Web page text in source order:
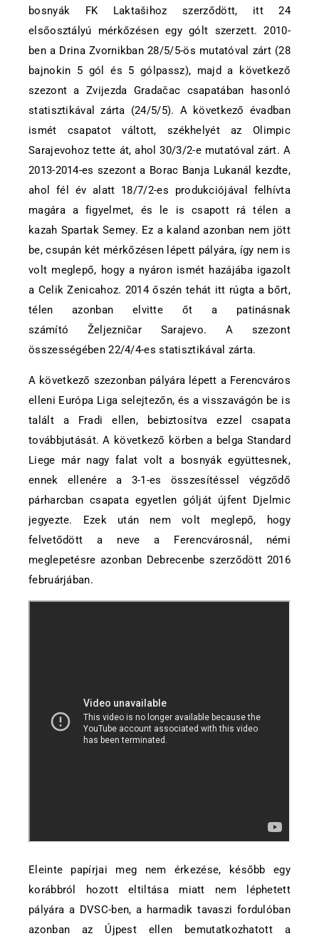
bosnyák FK Laktašihoz szerződött, itt 24
elsőosztályú mérkőzésen egy gólt szerzett. 2010-
ben a Drina Zvornikban 28/5/5-ös mutatóval zárt (28
bajnokin 5 gól és 5 gólpassz), majd a következő
szezont a Zvijezda Gradačac csapatában hasonló
statisztikával zárta (24/5/5). A következő évadban
ismét csapatot váltott, székhelyét az Olimpic
Sarajevohoz tette át, ahol 30/3/2-e mutatóval zárt. A
2013-2014-es szezont a Borac Banja Lukanál kezdte,
ahol fél év alatt 18/7/2-es produkciójával felhívta
magára a figyelmet, és le is csapott rá télen a
kazah Spartak Semey. Ez a kaland azonban nem jött
be, csupán két mérkőzésen lépett pályára, így nem is
volt meglepő, hogy a nyáron ismét hazájába igazolt
a Celik Zenicahoz. 2014 őszén tehát itt rúgta a bőrt,
télen azonban elvitte őt a patinásnak
számító Željezničar Sarajevo. A szezont
összességében 22/4/4-es statisztikával zárta.
A következő szezonban pályára lépett a Ferencváros
elleni Európa Liga selejtezőn, és a visszavágón be is
talált a Fradi ellen, bebiztosítva ezzel csapata
továbbjutását. A következő körben a belga Standard
Liege már nagy falat volt a bosnyák együttesnek,
ennek ellenére a 3-1-es összesítéssel végződő
párharcban csapata egyetlen gólját újfent Djelmic
jegyezte. Ezek után nem volt meglepő, hogy
felvetődött a neve a Ferencvárosnál, némi
meglepetésre azonban Debrecenbe szerződött 2016
februárjában.
Eleinte papírjai meg nem érkezése, később egy
korábbról hozott eltiltása miatt nem léphetett
pályára a DVSC-ben, a harmadik tavaszi fordulóban
azonban az Újpest ellen bemutatkozhatott a